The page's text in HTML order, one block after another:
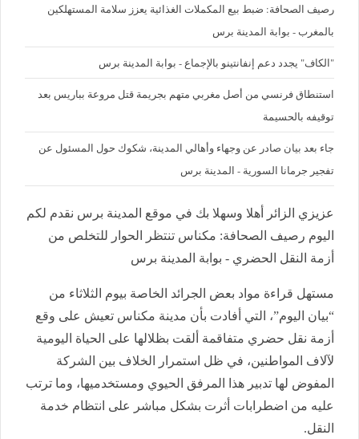
رصيف الصحافة: ضبط بيع المكملات الغذائية يعزز سلامة المستهلكين
بالمغرب - بوابة المدينة برس
"الكاف" يجدد دعم إنفانتينو بالإجماع - بوابة المدينة برس
استنطاق فرنسي من أصل مغربي متهم بجريمة قتل مروعة بباريس بعد
توقيفه بالحسيمة
جاء بعد بيان صادر عن وجهاء وأهالي المدينة، شكوك حول المسئول عن
تفجير جرمانا السورية - المدينة برس
عزيزي الزائر أهلا وسهلا بك في موقع المدينة برس نقدم لكم
اليوم رصيف الصحافة: مكناس تنتظر الحوار للتخلص من
أزمة النقل الحضري - بوابة المدينة برس
مستهل قراءة مواد بعض الجرائد الخاصة بيوم الثلاثاء من
“بيان اليوم”، التي أفادت بأن مدينة مكناس تعيش على وقع
أزمة نقل حضري متفاقمة ألقت بظلالها على الحياة اليومية
لآلاف المواطنين، في ظل استمرار الخلاف بين الشركة
المفوض لها تدبير هذا المرفق الحيوي ومستخدميها، وما ترتب
عليه من اضطرابات أثرت بشكل مباشر على انتظام خدمة
النقل.